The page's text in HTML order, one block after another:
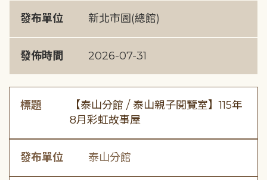
發布單位 新北市圖(總館)
發佈時間 2026-07-31
標題
【泰山分館 / 泰山親子閱覽室】115年
8月彩虹故事屋
發布單位 泰山分館